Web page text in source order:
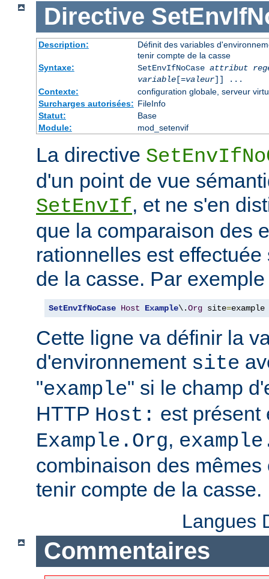
Directive
Description:
Définit des variables
tenir compte de la casse
Syntaxe:
SetEnvIfNoCase attribut
variable[=valeur]] ...
Contexte:
configuration globale, serveur
Surcharges autorisées: FileInfo
Statut:
Base
Module:
mod_setenvif
La directive
d'un point de vue
SetEnvIf, et ne s'en
que la comparaison des
rationnelles est
de la casse. Par exemple
SetEnvIfNoCase Host Example\.Org site=example
Cette ligne va définir la
d'environnement site
"example" si le champ
HTTP Host: est présent
Example.Org,
combinaison des
tenir compte de la casse.
Langues
Commentaires